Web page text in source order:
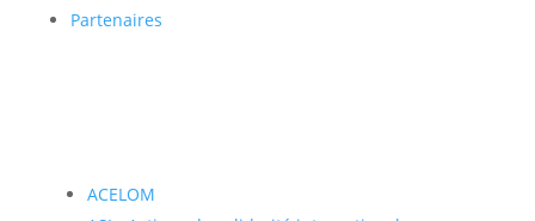
Partenaires
ACELOM